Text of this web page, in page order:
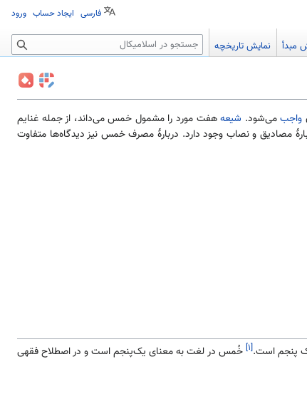
واجبمی‌شود. شیعههفت مورد را مشمول خمس می‌داند، از جمله غنایم
مصادیق و نصاب وجود دارد. دربارهٔ مصرف خمس نیز دیدگاه‌ها متفاوت
پنجم است.[۱]
خُمس در لغت به معنای یک‌پنجم است و در اصطلاح فقهی
فارسی ایجاد حساب ورود
مبدأ نمایش تاریخچه جستجو